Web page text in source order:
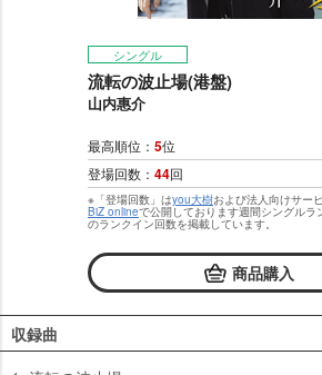
シングル
流転の波止場(港盤)
山内惠介
最高順位： 5位
登場回数： 44回
※「登場回数」はyou大樹および法人向けサー
BiZ onlineで公開しております週間シングルラ
のランクイン回数を掲載しています。
商品購入
収録曲